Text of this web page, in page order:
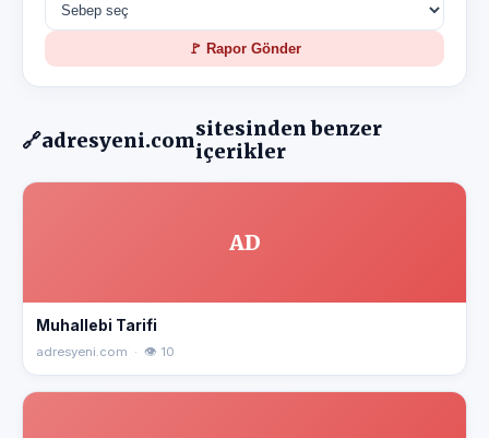
🚩 Rapor Gönder
🔗adresyeni.comsitesinden benzer
içerikler
AD
Muhallebi Tarifi
adresyeni.com · 👁 10